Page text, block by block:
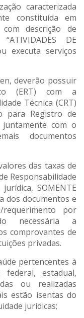
caracterizada
constituída em
descrição de
DE
executa serviços
deverão possuir
(ERT) com a
Técnica (CRT)
para Registro de
juntamente com o
documentos
das taxas de
Responsabilidade
SOMENTE
dos documentos e
por
necessária a
comprovantes de
privadas.
pertencentes à
estadual,
ou realizadas
estão isentas do
jurídicas;